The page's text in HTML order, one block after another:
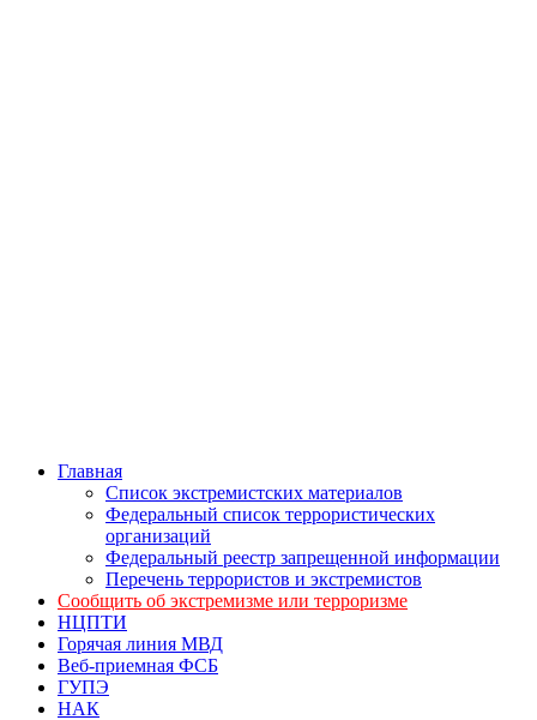
Главная
Список экстремистских материалов
Федеральный список террористических
организаций
Федеральный реестр запрещенной информации
Перечень террористов и экстремистов
Сообщить об экстремизме или терроризме
НЦПТИ
Горячая линия МВД
Веб-приемная ФСБ
ГУПЭ
НАК